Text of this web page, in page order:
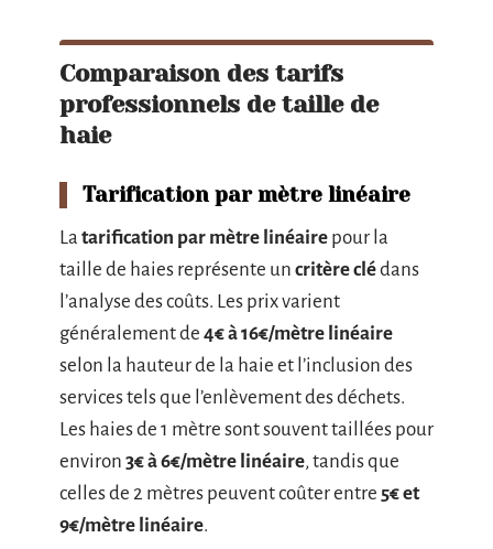
Comparaison des tarifs
professionnels de taille de
haie
Tarification par mètre linéaire
La tarification par mètre linéaire pour la
taille de haies représente un critère clédans
l’analyse des coûts. Les prix varient
généralement de 4€ à 16€/mètre linéaire
selon la hauteur de la haie et l’inclusion des
services tels que l’enlèvement des déchets.
Les haies de 1 mètre sont souvent taillées pour
environ 3€ à 6€/mètre linéaire, tandis que
celles de 2 mètres peuvent coûter entre 5€ et
9€/mètre linéaire.